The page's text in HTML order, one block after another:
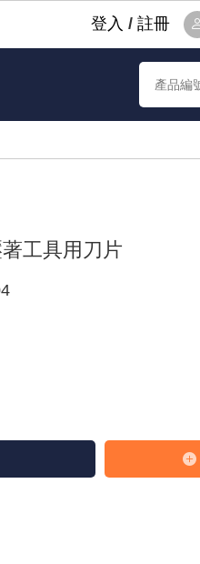
登⼊ / 註冊
工具用刀片